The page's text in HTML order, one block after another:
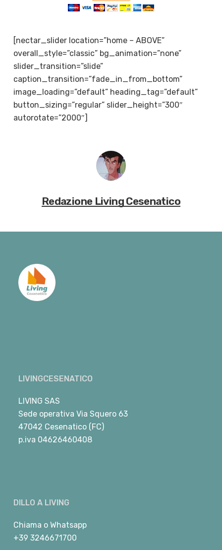
[nectar_slider location=”home – ABOVE”
overall_style=”classic” bg_animation=”none”
slider_transition=”slide”
caption_transition=”fade_in_from_bottom”
image_loading=”default” heading_tag=”default”
button_sizing=”regular” slider_height=”300″
autorotate=”2000″]
Redazione Living Cesenatico
LIVINGCESENATICO
LIVING SAS
Sede operativa Via Squero 63
47042 Cesenatico (FC)
p.iva 04626460408
DILLO A LIVING
Chiama o Whatsapp
+39 3246671700